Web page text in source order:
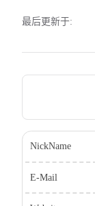
最后更新于:
Pager
NickName
E-Mail